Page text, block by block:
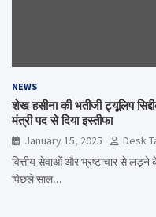
NEWS
शेख हसीना की भतीजी ट्यूलिप
मंत्री पद से दिया इस्तीफा
January 15, 2025
Desk
वित्तीय सेवाओं और भ्रष्टाचार से लड़ने
पिछले साल…